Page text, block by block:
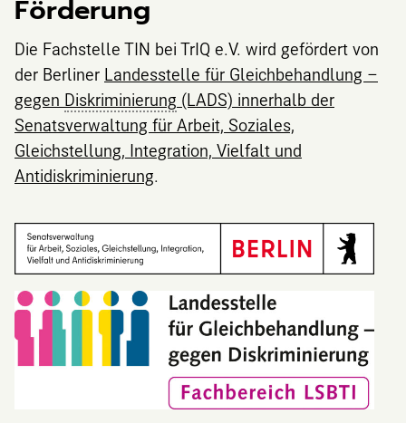
Förderung
Die Fachstelle TIN bei TrIQ e.V. wird gefördert von
der Berliner Landesstelle für Gleichbehandlung –
gegen Diskriminierung (LADS) innerhalb der
Senatsverwaltung für Arbeit, Soziales,
Gleichstellung, Integration, Vielfalt und
Antidiskriminierung.